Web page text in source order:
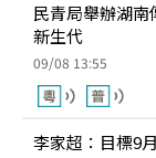
民青局舉辦湖南
新生代
09/08 13:55
李家超：目標9